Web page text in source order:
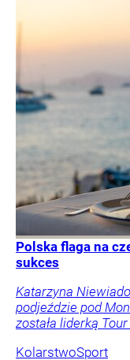
Polska flaga na
sukces
Katarzyna
podjeździe pod
została liderką
KolarstwoSport